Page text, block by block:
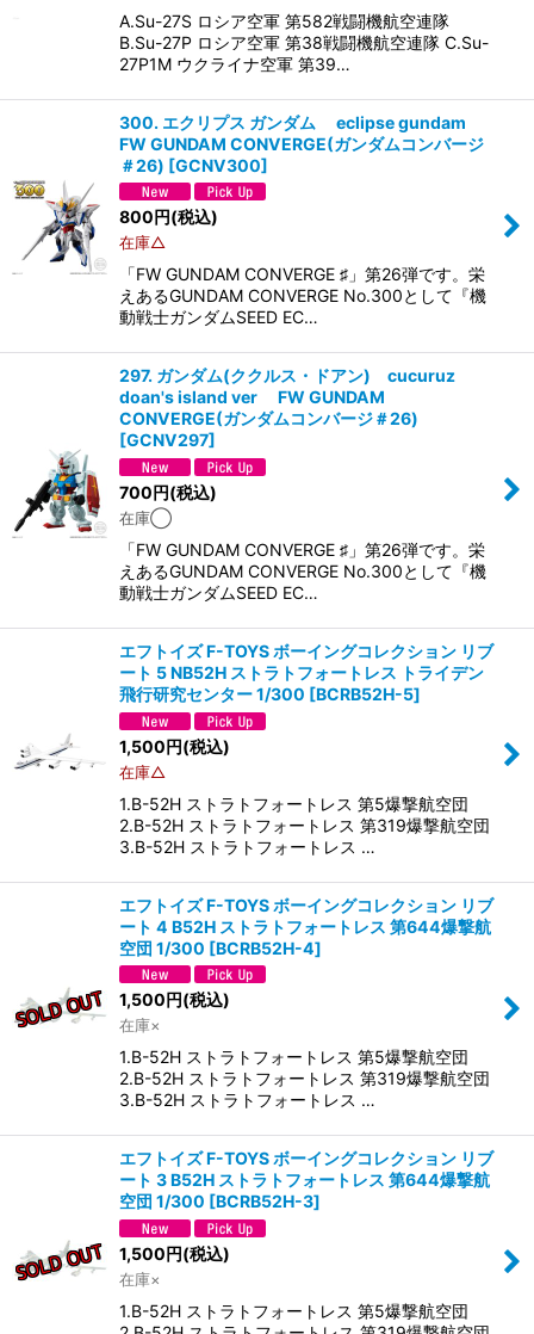
A.Su-27S ロシア空軍 第582戦闘機航空連隊
B.Su-27P ロシア空軍 第38戦闘機航空連隊 C.Su-
27P1M ウクライナ空軍 第39…
300. エクリプス ガンダム eclipse gundam
FW GUNDAM CONVERGE(ガンダムコンバージ
＃26) [GCNV300]
800 円(税込)
在庫△
「FW GUNDAM CONVERGE ♯」第26弾です。 栄
えあるGUNDAM CONVERGE No.300として『機
動戦士ガンダムSEED EC…
297. ガンダム(ククルス・ドアン) cucuruz
doan's island ver FW GUNDAM
CONVERGE(ガンダムコンバージ＃26)
[GCNV297]
700円(税込)
在庫◯
「FW GUNDAM CONVERGE ♯」第26弾です。 栄
えあるGUNDAM CONVERGE No.300として『機
動戦士ガンダムSEED EC…
エフトイズ F-TOYS ボーイングコレクション リブ
ート 5 NB52H ストラトフォートレス トライデン
飛行研究センター 1/300 [BCRB52H-5]
1,500円(税込)
在庫△
1.B-52H ストラトフォートレス 第5爆撃航空団
2.B-52H ストラトフォートレス 第319爆撃航空団
3.B-52H ストラトフォートレス …
エフトイズ F-TOYS ボーイングコレクション リブ
ート 4 B52H ストラトフォートレス 第644爆撃航
空団 1/300 [BCRB52H-4]
1,500 円(税込)
在庫×
1.B-52H ストラトフォートレス 第5爆撃航空団
2.B-52H ストラトフォートレス 第319爆撃航空団
3.B-52H ストラトフォートレス …
エフトイズ F-TOYS ボーイングコレクション リブ
ート 3 B52H ストラトフォートレス 第644爆撃航
空団 1/300 [BCRB52H-3]
1,500円(税込)
在庫×
1.B-52H ストラトフォートレス 第5爆撃航空団